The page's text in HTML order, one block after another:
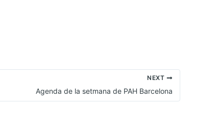
NEXT
Agenda de la setmana de PAH Barcelona